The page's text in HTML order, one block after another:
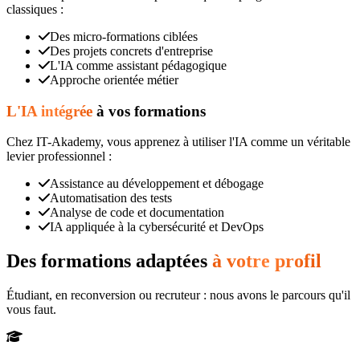
classiques :
Des micro-formations ciblées
Des projets concrets d'entreprise
L'IA comme assistant pédagogique
Approche orientée métier
L'IA intégrée à vos formations
Chez IT-Akademy, vous apprenez à utiliser l'IA comme un véritable
levier professionnel :
Assistance au développement et débogage
Automatisation des tests
Analyse de code et documentation
IA appliquée à la cybersécurité et DevOps
Des formations adaptées à votre profil
Étudiant, en reconversion ou recruteur : nous avons le parcours qu'il
vous faut.